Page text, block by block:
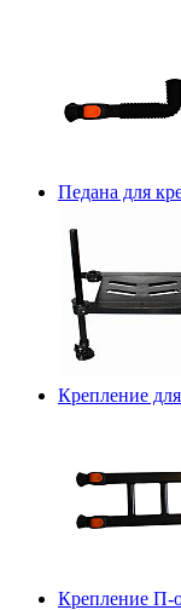
Педана для
Крепление
Крепление П-